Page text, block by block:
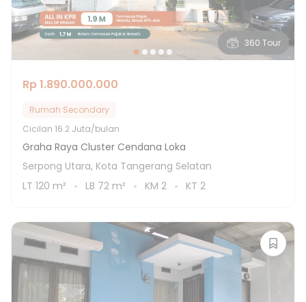
360 Tour
Rp 1.890.000.000
Rumah Secondary
Cicilan 16.2 Juta/bulan
Graha Raya Cluster Cendana Loka
Serpong Utara, Kota Tangerang Selatan
LT 120 m² LB 72 m² KM 2 KT 2